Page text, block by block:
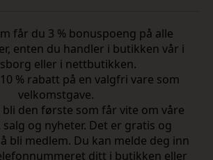
får du 3 % bonuspoeng på alle
enten du handler i butikken vår i
eller i nettbutikken.
% rabatt på en valgfri vare som
velkomstgave.
bli den første som får vite om våre
salg og nyheter. Det er gratis og
bli medlem. Du kan melde deg inn
ditt i butikken eller